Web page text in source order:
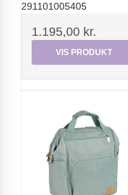
291101005405
1.195,00 kr.
VIS PRODUKT